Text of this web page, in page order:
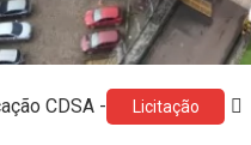
CDSA - Licitação